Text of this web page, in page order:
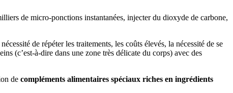
de micro-ponctions instantanées, injecter du dioxyde de carbone,
de répéter les traitements, les coûts élevés, la nécessité de se
(c’est-à-dire dans une zone très délicate du corps) avec des
de compléments alimentaires spéciaux riches en ingrédients